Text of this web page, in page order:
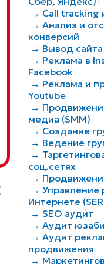
→ Call tracking
→ Анализ и
конверсий
→ Вывод
→ Реклама в
Facebook
→ Реклама и
Youtube
→
медиа (SMM)
→ Создание
→ Ведение
→
соц.сетях
→
→ Управление
Интернете
→ SEO аудит
→ Аудит
→ Аудит
продвижения
→